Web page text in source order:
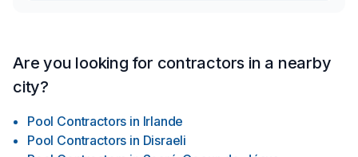
Are you looking for contractors in a nearby
city?
Pool Contractors in Irlande
Pool Contractors in Disraeli